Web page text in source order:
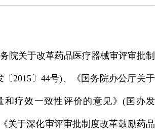
关于改革药品医疗器械审评审批制
〔2015〕44号)、《国务院办公厅关于
和疗效一致性评价的意见》(国办发
《关于深化审评审批制度改革鼓励药品